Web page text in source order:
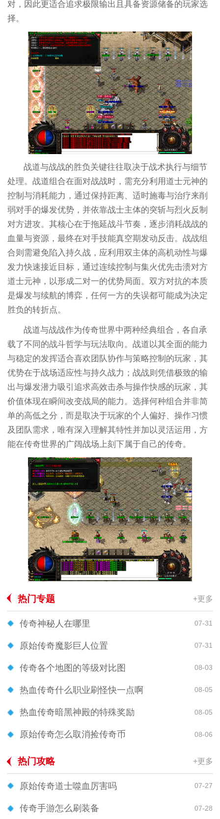
对，因此更适合追求极限输出且具备资源储备的玩家选
择。
战道与战战的胜负关键往往取决于战术执行与细节
处理。战道组合在面对战战时，需充分利用道士元神的
控制与消耗能力，通过保持距离、适时施毒与治疗来削
弱对手的爆发优势，并依靠战士主体的突斩与烈火反制
对方进攻。其核心在于拖延战斗节奏，逐步消耗战战的
血量与资源，最终在对手技能真空期发动反击。战战组
合则需避免陷入持久战，应利用双主体的高机动性与爆
发力快速接近目标，通过连续控制与集火优先击溃对方
道士元神，以形成二对一的优势局面。双方对抗的本质
是爆发与续航的博弈，任何一方的失误都可能成为决定
胜负的转折点。
战道与战战作为传奇世界中两种经典组合，各自承
载了不同的战斗哲学与玩法取向。战道以其全面的能力
与稳定的发挥适合喜欢团队协作与策略控制的玩家，其
优势在于战场适应性与持久战力；战战则凭借极致的输
出与爆发潜力吸引追求高效击杀与操作快感的玩家，其
价值体现在瞬间改变战局的能力。选择何种组合并非简
单的高低之分，而是取决于玩家的个人偏好、操作习惯
及团队需求，唯有深入理解其特性并加以灵活运用，方
能在传奇世界的广阔战场上刻下属于自己的传奇。
热门专题 +更多
传奇神秘人在哪里 07-31
原始传奇魔影巨人位置 07-31
传奇各个地图的等级对比图 08-03
热血传奇什么职业刷怪快一点啊 08-05
热血传奇暗黑神殿的特殊奖励 08-05
原始传奇怎么取消捡传奇币 08-06
热门攻略 +更多
原始传奇道士噬血厉害吗 07-27
传奇手游怎么刷装备 07-28